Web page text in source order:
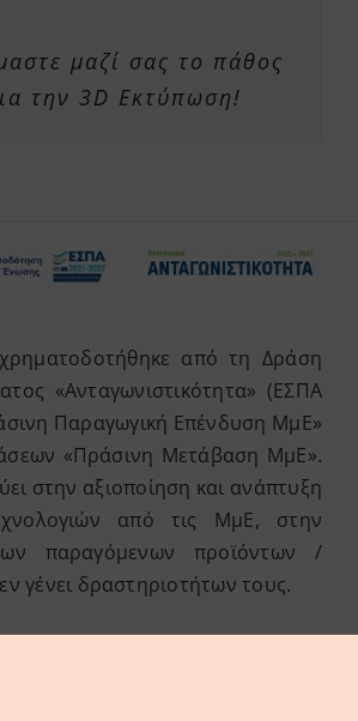
μαζί σας το πάθος
την 3D Εκτύπωση!
από τη Δράση
«Ανταγωνιστικότητα» (ΕΣΠΑ
Παραγωγική Επένδυση ΜμΕ»
«Πράσινη Μετάβαση ΜμΕ».
στην αξιοποίηση και ανάπτυξη
από τις ΜμΕ, στην
παραγόμενων προϊόντων /
γένει δραστηριοτήτων τους.